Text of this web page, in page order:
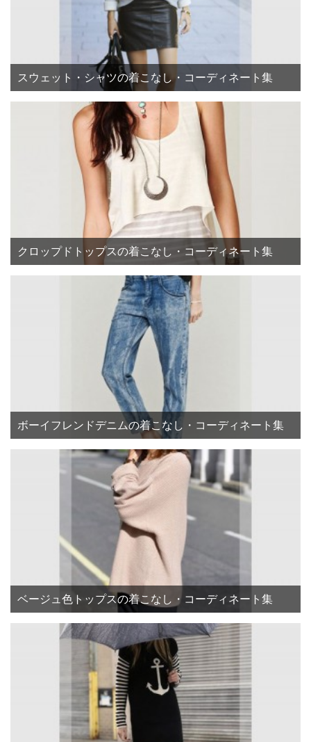
スウェット・シャツの着こなし・コーディネート集
クロップドトップスの着こなし・コーディネート集
ボーイフレンドデニムの着こなし・コーディネート集
ベージュ色トップスの着こなし・コーディネート集